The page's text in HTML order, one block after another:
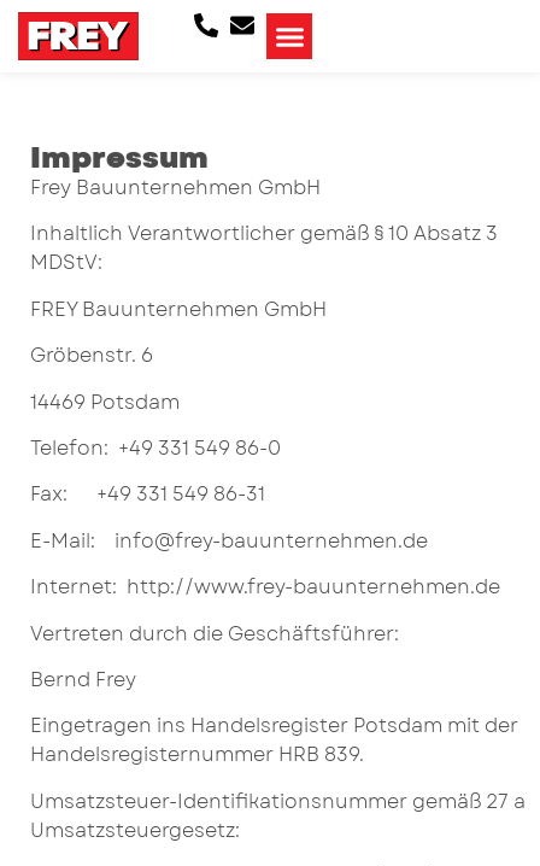
Impressum
Frey Bauunternehmen GmbH
Inhaltlich Verantwortlicher gemäß § 10 Absatz 3
MDStV:
FREY Bauunternehmen GmbH
Gröbenstr. 6
14469 Potsdam
Telefon: +49 331 549 86-0
Fax: +49 331 549 86-31
E-Mail: info@frey-bauunternehmen.de
Internet: http://www.frey-bauunternehmen.de
Vertreten durch die Geschäftsführer:
Bernd Frey
Eingetragen ins Handelsregister Potsdam mit der
Handelsregisternummer HRB 839.
Umsatzsteuer-Identifikationsnummer gemäß 27 a
Umsatzsteuergesetz: